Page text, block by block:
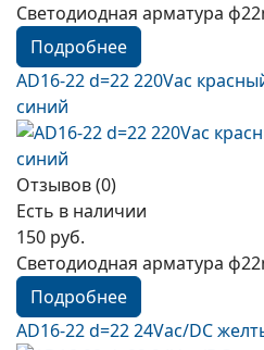
Светодиодная арматура
Подробнее
AD16-22 d=22 220Vac
синий
Отзывов (0)
Есть в наличии
150 руб.
Светодиодная арматура
Подробнее
AD16-22 d=22 24Vac/DC